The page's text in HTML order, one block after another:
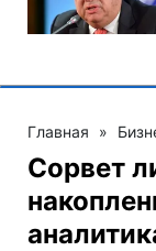
Главная »
Сорвет